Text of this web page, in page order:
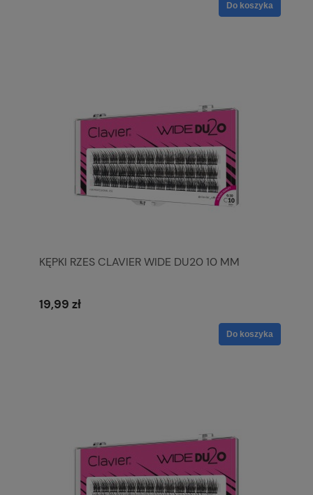
Do koszyka
KĘPKI RZES CLAVIER WIDE DU20 10 MM
19,99 zł
Do koszyka